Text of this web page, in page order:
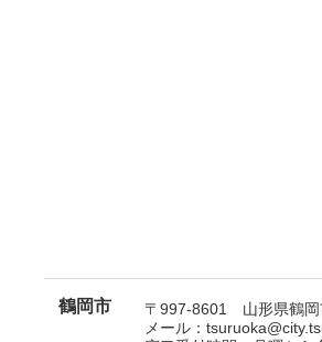
鶴岡市
〒997-8601 山形県鶴
メール：